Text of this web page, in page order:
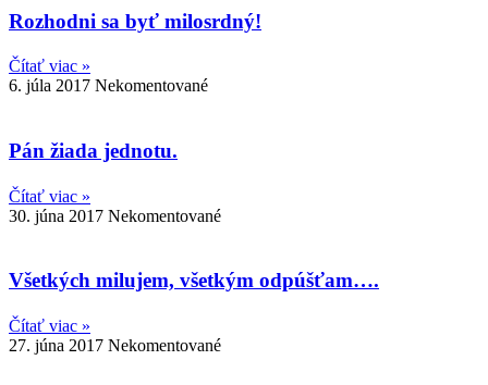
Rozhodni sa byť milosrdný!
Čítať viac »
6. júla 2017 Nekomentované
Pán žiada jednotu.
Čítať viac »
30. júna 2017 Nekomentované
Všetkých milujem, všetkým odpúšťam….
Čítať viac »
27. júna 2017 Nekomentované